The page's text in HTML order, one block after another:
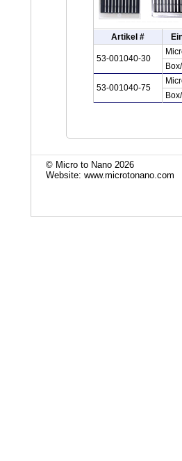
Artikel #
53-001040-30
53-001040-75
© Micro to Nano 2026
Website: www.microtonano.com